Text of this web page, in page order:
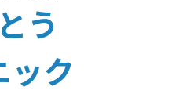
う
ック